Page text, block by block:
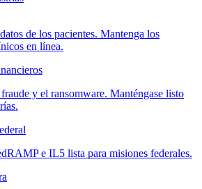
de los pacientes. Mantenga los
en línea.
y el ransomware. Manténgase listo
e IL5 lista para misiones federales.